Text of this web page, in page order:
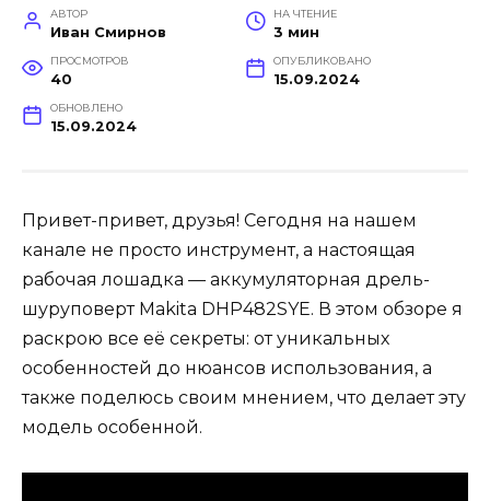
АВТОР
Иван Смирнов
НА ЧТЕНИЕ
3 мин
ПРОСМОТРОВ
40
ОПУБЛИКОВАНО
15.09.2024
ОБНОВЛЕНО
15.09.2024
Привет-привет, друзья! Сегодня на нашем
канале не просто инструмент, а настоящая
рабочая лошадка — аккумуляторная дрель-
шуруповерт Makita DHP482SYE. В этом обзоре я
раскрою все её секреты: от уникальных
особенностей до нюансов использования, а
также поделюсь своим мнением, что делает эту
модель особенной.